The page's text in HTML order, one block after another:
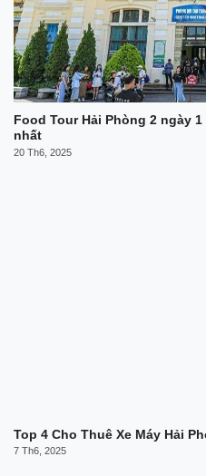
Food Tour Hải Phòng 2 ngày
nhất
20 Th6, 2025
Top 4 Cho Thuê Xe Máy Hải
7 Th6, 2025